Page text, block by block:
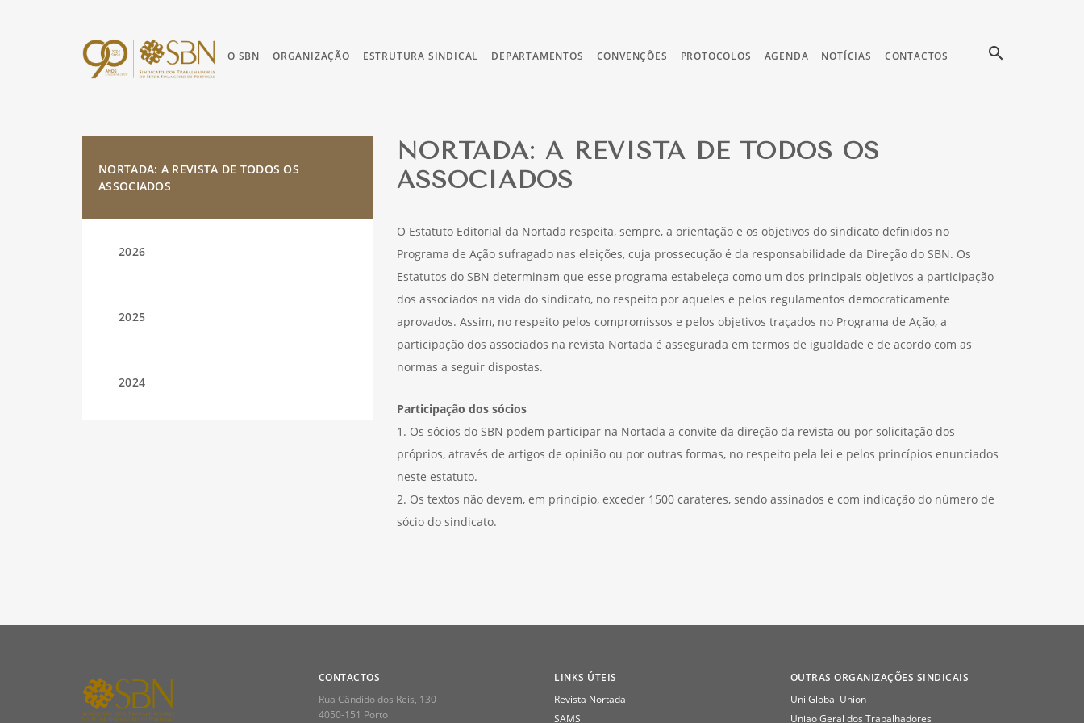
O SBN ORGANIZAÇÃO ESTRUTURA SINDICAL DEPARTAMENTOS CONVENÇÕES PROTOCOLOS AGENDA NOTÍCIAS CONTACTOS search
NORTADA: A REVISTA DE TODOS OS
ASSOCIADOS
2026
2025
2024
2019
NORTADA: A REVISTA DE TODOS OS
ASSOCIADOS
O Estatuto Editorial da Nortada respeita, sempre, a orientação e os objetivos do sindicato definidos no
Programa de Ação sufragado nas eleições, cuja prossecução é da responsabilidade da Direção do SBN. Os
Estatutos do SBN determinam que esse programa estabeleça como um dos principais objetivos a participação
dos associados na vida do sindicato, no respeito por aqueles e pelos regulamentos democraticamente
aprovados. Assim, no respeito pelos compromissos e pelos objetivos traçados no Programa de Ação, a
participação dos associados na revista Nortada é assegurada em termos de igualdade e de acordo com as
normas a seguir dispostas.
Participação dos sócios
1. Os sócios do SBN podem participar na Nortada a convite da direção da revista ou por solicitação dos
próprios, através de artigos de opinião ou por outras formas, no respeito pela lei e pelos princípios enunciados
neste estatuto.
2. Os textos não devem, em princípio, exceder 1500 carateres, sendo assinados e com indicação do número de
sócio do sindicato.
CONTACTOS
Rua Cândido dos Reis, 130
4050-151 Porto
LINKS ÚTEIS
Revista Nortada
SAMS
OUTRAS ORGANIZAÇÕES SINDICAIS
Uni Global Union
Uniao Geral dos Trabalhadores